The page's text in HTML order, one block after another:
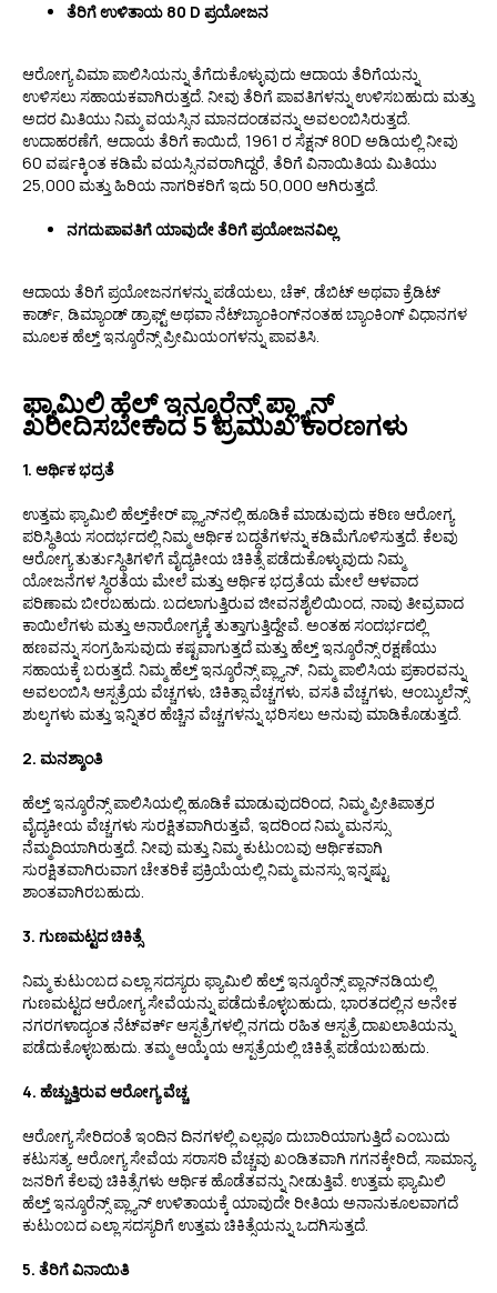
ತೆರಿಗೆ ಉಳಿತಾಯ 80 D ಪ್ರಯೋಜನ
ಆರೋಗ್ಯ ವಿಮಾ ಪಾಲಿಸಿಯನ್ನು ತೆಗೆದುಕೊಳ್ಳುವುದು ಆದಾಯ ತೆರಿಗೆಯನ್ನು
ಉಳಿಸಲು ಸಹಾಯಕವಾಗಿರುತ್ತದೆ. ನೀವು ತೆರಿಗೆ ಪಾವತಿಗಳನ್ನು ಉಳಿಸಬಹುದು ಮತ್ತು
ಅದರ ಮಿತಿಯು ನಿಮ್ಮ ವಯಸ್ಸಿನ ಮಾನದಂಡವನ್ನು ಅವಲಂಬಿಸಿರುತ್ತದೆ.
ಉದಾಹರಣೆಗೆ, ಆದಾಯ ತೆರಿಗೆ ಕಾಯಿದೆ, 1961 ರ ಸೆಕ್ಷನ್ 80D ಅಡಿಯಲ್ಲಿ ನೀವು
60 ವರ್ಷಕ್ಕಿಂತ ಕಡಿಮೆ ವಯಸ್ಸಿನವರಾಗಿದ್ದರೆ, ತೆರಿಗೆ ವಿನಾಯಿತಿಯ ಮಿತಿಯು
₹25,000 ಮತ್ತು ಹಿರಿಯ ನಾಗರಿಕರಿಗೆ ಇದು ₹50,000 ಆಗಿರುತ್ತದೆ.
ನಗದುಪಾವತಿಗೆ ಯಾವುದೇ ತೆರಿಗೆ ಪ್ರಯೋಜನವಿಲ್ಲ
ಆದಾಯ ತೆರಿಗೆ ಪ್ರಯೋಜನಗಳನ್ನು ಪಡೆಯಲು, ಚೆಕ್, ಡೆಬಿಟ್ ಅಥವಾ ಕ್ರೆಡಿಟ್
ಕಾರ್ಡ್, ಡಿಮ್ಯಾಂಡ್ ಡ್ರಾಫ್ಟ್ ಅಥವಾ ನೆಟ್‌ಬ್ಯಾಂಕಿಂಗ್‌ನಂತಹ ಬ್ಯಾಂಕಿಂಗ್ ವಿಧಾನಗಳ
ಮೂಲಕ ಹೆಲ್ತ್ ಇನ್ಶೂರೆನ್ಸ್ ಪ್ರೀಮಿಯಂಗಳನ್ನು ಪಾವತಿಸಿ.
ಫ್ಯಾಮಿಲಿ ಹೆಲ್ತ್ ಇನ್ಶೂರೆನ್ಸ್ ಪ್ಲ್ಯಾನ್
ಖರೀದಿಸಬೇಕಾದ 5 ಪ್ರಮುಖ ಕಾರಣಗಳು
1. ಆರ್ಥಿಕ ಭದ್ರತೆ
ಉತ್ತಮ ಫ್ಯಾಮಿಲಿ ಹೆಲ್ತ್‌ಕೇರ್ ಪ್ಲ್ಯಾನ್‌ನಲ್ಲಿ ಹೂಡಿಕೆ ಮಾಡುವುದು ಕಠಿಣ ಆರೋಗ್ಯ
ಪರಿಸ್ಥಿತಿಯ ಸಂದರ್ಭದಲ್ಲಿ ನಿಮ್ಮ ಆರ್ಥಿಕ ಬದ್ಧತೆಗಳನ್ನು ಕಡಿಮೆಗೊಳಿಸುತ್ತದೆ. ಕೆಲವು
ಆರೋಗ್ಯ ತುರ್ತುಸ್ಥಿತಿಗಳಿಗೆ ವೈದ್ಯಕೀಯ ಚಿಕಿತ್ಸೆ ಪಡೆದುಕೊಳ್ಳುವುದು ನಿಮ್ಮ
ಯೋಜನೆಗಳ ಸ್ಥಿರತೆಯ ಮೇಲೆ ಮತ್ತು ಆರ್ಥಿಕ ಭದ್ರತೆಯ ಮೇಲೆ ಆಳವಾದ
ಪರಿಣಾಮ ಬೀರಬಹುದು. ಬದಲಾಗುತ್ತಿರುವ ಜೀವನಶೈಲಿಯಿಂದ, ನಾವು ತೀವ್ರವಾದ
ಕಾಯಿಲೆಗಳು ಮತ್ತು ಅನಾರೋಗ್ಯಕ್ಕೆ ತುತ್ತಾಗುತ್ತಿದ್ದೇವೆ. ಅಂತಹ ಸಂದರ್ಭದಲ್ಲಿ
ಹಣವನ್ನು ಸಂಗ್ರಹಿಸುವುದು ಕಷ್ಟವಾಗುತ್ತದೆ ಮತ್ತು ಹೆಲ್ತ್ ಇನ್ಶೂರೆನ್ಸ್ ರಕ್ಷಣೆಯು
ಸಹಾಯಕ್ಕೆ ಬರುತ್ತದೆ. ನಿಮ್ಮ ಹೆಲ್ತ್ ಇನ್ಶೂರೆನ್ಸ್ ಪ್ಲ್ಯಾನ್, ನಿಮ್ಮ ಪಾಲಿಸಿಯ ಪ್ರಕಾರವನ್ನು
ಅವಲಂಬಿಸಿ ಆಸ್ಪತ್ರೆಯ ವೆಚ್ಚಗಳು, ಚಿಕಿತ್ಸಾ ವೆಚ್ಚಗಳು, ವಸತಿ ವೆಚ್ಚಗಳು, ಆಂಬ್ಯುಲೆನ್ಸ್
ಶುಲ್ಕಗಳು ಮತ್ತು ಇನ್ನಿತರ ಹೆಚ್ಚಿನ ವೆಚ್ಚಗಳನ್ನು ಭರಿಸಲು ಅನುವು ಮಾಡಿಕೊಡುತ್ತದೆ.
2. ಮನಶ್ಶಾಂತಿ
ಹೆಲ್ತ್ ಇನ್ಶೂರೆನ್ಸ್ ಪಾಲಿಸಿಯಲ್ಲಿ ಹೂಡಿಕೆ ಮಾಡುವುದರಿಂದ, ನಿಮ್ಮ ಪ್ರೀತಿಪಾತ್ರರ
ವೈದ್ಯಕೀಯ ವೆಚ್ಚಗಳು ಸುರಕ್ಷಿತವಾಗಿರುತ್ತವೆ, ಇದರಿಂದ ನಿಮ್ಮ ಮನಸ್ಸು
ನೆಮ್ಮದಿಯಾಗಿರುತ್ತದೆ. ನೀವು ಮತ್ತು ನಿಮ್ಮ ಕುಟುಂಬವು ಆರ್ಥಿಕವಾಗಿ
ಸುರಕ್ಷಿತವಾಗಿರುವಾಗ ಚೇತರಿಕೆ ಪ್ರಕ್ರಿಯೆಯಲ್ಲಿ ನಿಮ್ಮ ಮನಸ್ಸು ಇನ್ನಷ್ಟು
ಶಾಂತವಾಗಿರಬಹುದು.
3. ಗುಣಮಟ್ಟದ ಚಿಕಿತ್ಸೆ
ನಿಮ್ಮ ಕುಟುಂಬದ ಎಲ್ಲಾ ಸದಸ್ಯರು ಫ್ಯಾಮಿಲಿ ಹೆಲ್ತ್ ಇನ್ಶೂರೆನ್ಸ್ ಪ್ಲಾನ್‌ನಡಿಯಲ್ಲಿ
ಗುಣಮಟ್ಟದ ಆರೋಗ್ಯ ಸೇವೆಯನ್ನು ಪಡೆದುಕೊಳ್ಳಬಹುದು, ಭಾರತದಲ್ಲಿನ ಅನೇಕ
ನಗರಗಳಾದ್ಯಂತ ನೆಟ್‌ವರ್ಕ್ ಆಸ್ಪತ್ರೆಗಳಲ್ಲಿ ನಗದು ರಹಿತ ಆಸ್ಪತ್ರೆದಾಖಲಾತಿಯನ್ನು
ಪಡೆದುಕೊಳ್ಳಬಹುದು. ತಮ್ಮ ಆಯ್ಕೆಯ ಆಸ್ಪತ್ರೆಯಲ್ಲಿ ಚಿಕಿತ್ಸೆ ಪಡೆಯಬಹುದು.
4. ಹೆಚ್ಚುತ್ತಿರುವ ಆರೋಗ್ಯ ವೆಚ್ಚ
ಆರೋಗ್ಯ ಸೇರಿದಂತೆ ಇಂದಿನ ದಿನಗಳಲ್ಲಿ ಎಲ್ಲವೂ ದುಬಾರಿಯಾಗುತ್ತಿದೆ ಎಂಬುದು
ಕಟುಸತ್ಯ. ಆರೋಗ್ಯ ಸೇವೆಯ ಸರಾಸರಿ ವೆಚ್ಚವು ಖಂಡಿತವಾಗಿ ಗಗನಕ್ಕೇರಿದೆ, ಸಾಮಾನ್ಯ
ಜನರಿಗೆ ಕೆಲವು ಚಿಕಿತ್ಸೆಗಳು ಆರ್ಥಿಕ ಹೊಡೆತವನ್ನು ನೀಡುತ್ತಿವೆ. ಉತ್ತಮ ಫ್ಯಾಮಿಲಿ
ಹೆಲ್ತ್ ಇನ್ಶೂರೆನ್ಸ್ ಪ್ಲ್ಯಾನ್ ಉಳಿತಾಯಕ್ಕೆ ಯಾವುದೇ ರೀತಿಯ ಅನಾನುಕೂಲವಾಗದೆ
ಕುಟುಂಬದ ಎಲ್ಲಾ ಸದಸ್ಯರಿಗೆ ಉತ್ತಮ ಚಿಕಿತ್ಸೆಯನ್ನು ಒದಗಿಸುತ್ತದೆ.
5. ತೆರಿಗೆ ವಿನಾಯಿತಿ